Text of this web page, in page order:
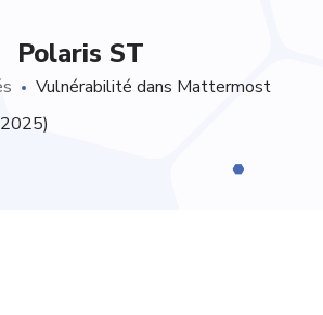
Polaris ST
Vulnérabilité dans Mattermost